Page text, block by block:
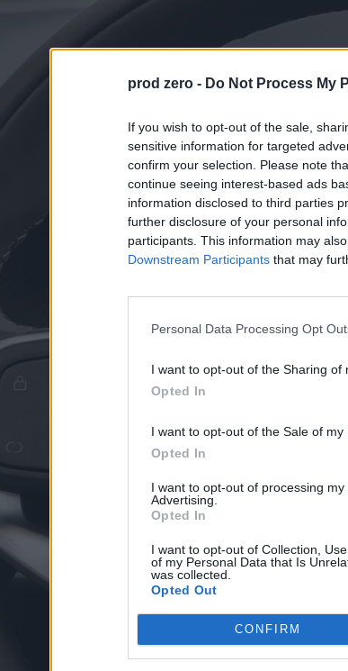
prod zero - Do Not Process My
If you wish to opt-out of the sale,
sensitive information for targeted
confirm your selection. Please note
continue seeing interest-based ads
information disclosed to third parties
further disclosure of your personal
participants. This information may
Downstream Participants that may
Personal Data Processing Opt
I want to opt-out of the Sharing of
Opted In
I want to opt-out of the Sale of my
Opted In
I want to opt-out of processing
Advertising.
Opted In
I want to opt-out of Collection,
of my Personal Data that Is
was collected.
Opted Out
CONFIRM